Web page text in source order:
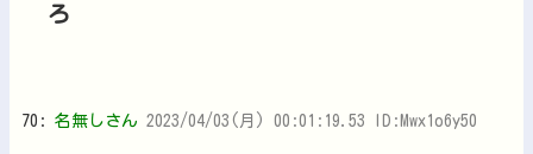
ろ
70: 名無しさん 2023/04/03(月) 00:01:19.53 ID:Mwx1o6y50